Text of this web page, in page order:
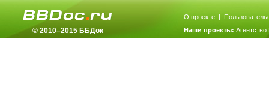
© 2010–2015 ББДок
О проекте |
Наши проекты: